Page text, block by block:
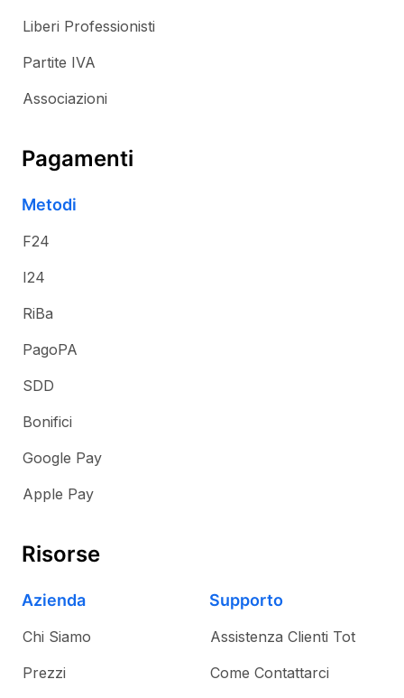
Liberi Professionisti
Partite IVA
Associazioni
Pagamenti
Metodi
F24
I24
RiBa
PagoPA
SDD
Bonifici
Google Pay
Apple Pay
Risorse
Azienda
Chi Siamo
Prezzi
Supporto
Assistenza Clienti Tot
Come Contattarci